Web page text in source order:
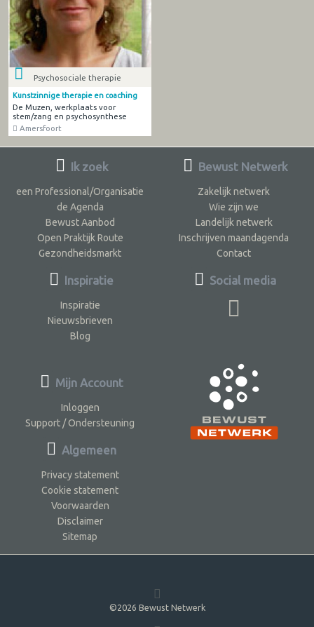
Psychosociale therapie
Kunstzinnige therapie en coaching
De Muzen, werkplaats voor
stem/zang en psychosynthese
Amersfoort
Ik zoek
een Professional/Organisatie
de Agenda
Bewust Aanbod
Open Praktijk Route
Gezondheidsmarkt
Inspiratie
Inspiratie
Nieuwsbrieven
Blog
Bewust Netwerk
Zakelijk netwerk
Wie zijn we
Landelijk netwerk
Inschrijven maandagenda
Contact
Social media
Mijn Account
Inloggen
Support / Ondersteuning
Algemeen
Privacy statement
Cookie statement
Voorwaarden
Disclaimer
Sitemap
©2026 Bewust Netwerk